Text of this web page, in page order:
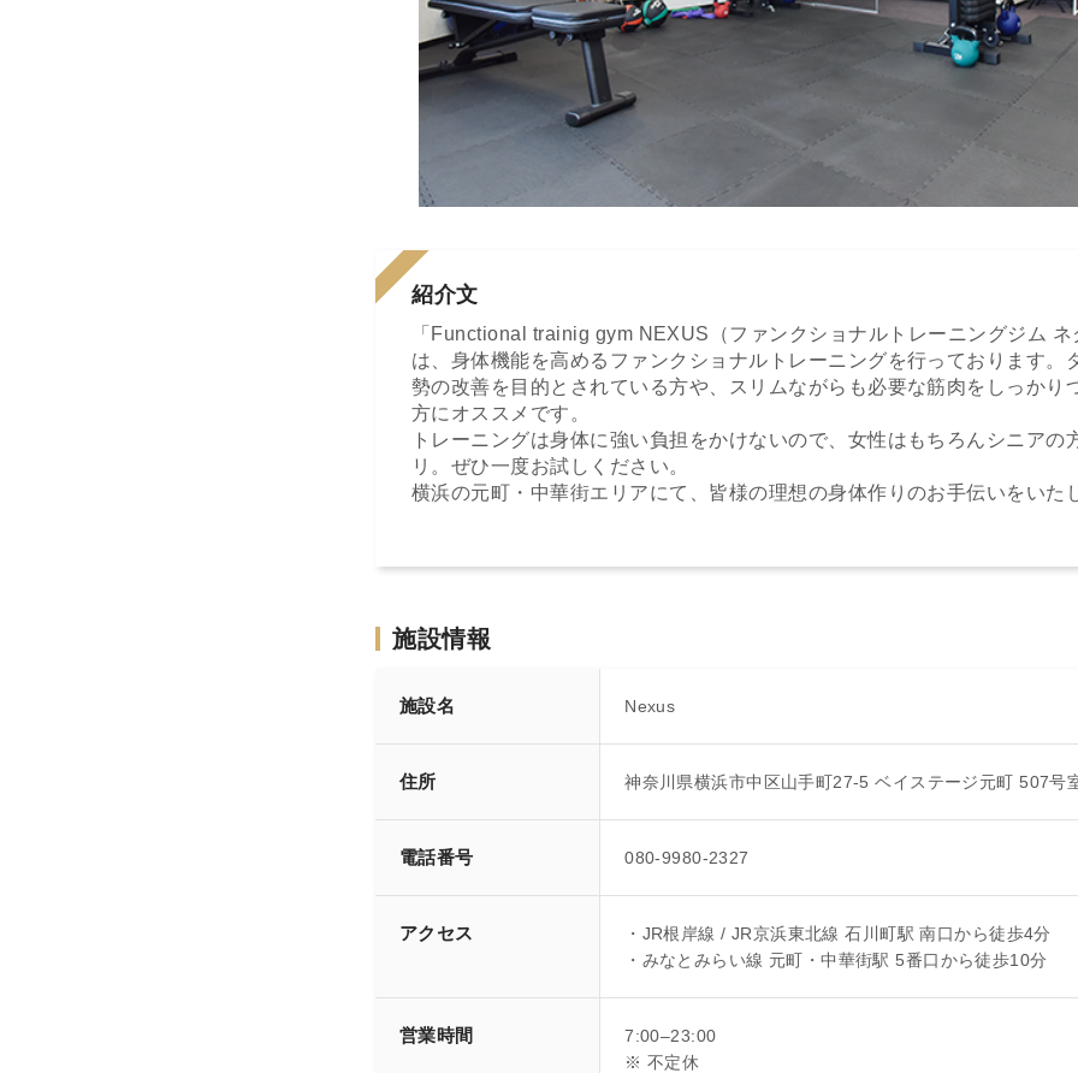
紹介文
「Functional trainig gym NEXUS（ファンクショナルトレーニングジム ネ
は、身体機能を高めるファンクショナルトレーニングを行っております。
勢の改善を目的とされている方や、スリムながらも必要な筋肉をしっかり
方にオススメです。
トレーニングは身体に強い負担をかけないので、女性はもちろんシニアの
リ。ぜひ一度お試しください。
横浜の元町・中華街エリアにて、皆様の理想の身体作りのお手伝いをいた
施設情報
施設名 Nexus
住所 神奈川県横浜市中区山手町27‐5 ベイステージ元町 507号
電話番号 080-9980-2327
アクセス
・JR根岸線 / JR京浜東北線 石川町駅 南口から徒歩4分
・みなとみらい線 元町・中華街駅 5番口から徒歩10分
営業時間
7:00–23:00
※ 不定休